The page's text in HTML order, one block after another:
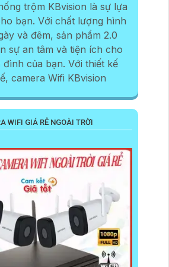
trộm KBvision là sự lựa
bạn. Với chất lượng hình
và đêm, sản phẩm 2.0
sự an tâm và tiện ích cho
của bạn. Với thiết kế
camera Wifi KBvision
WIFI GIÁ RẺ NGOÀI TRỜI